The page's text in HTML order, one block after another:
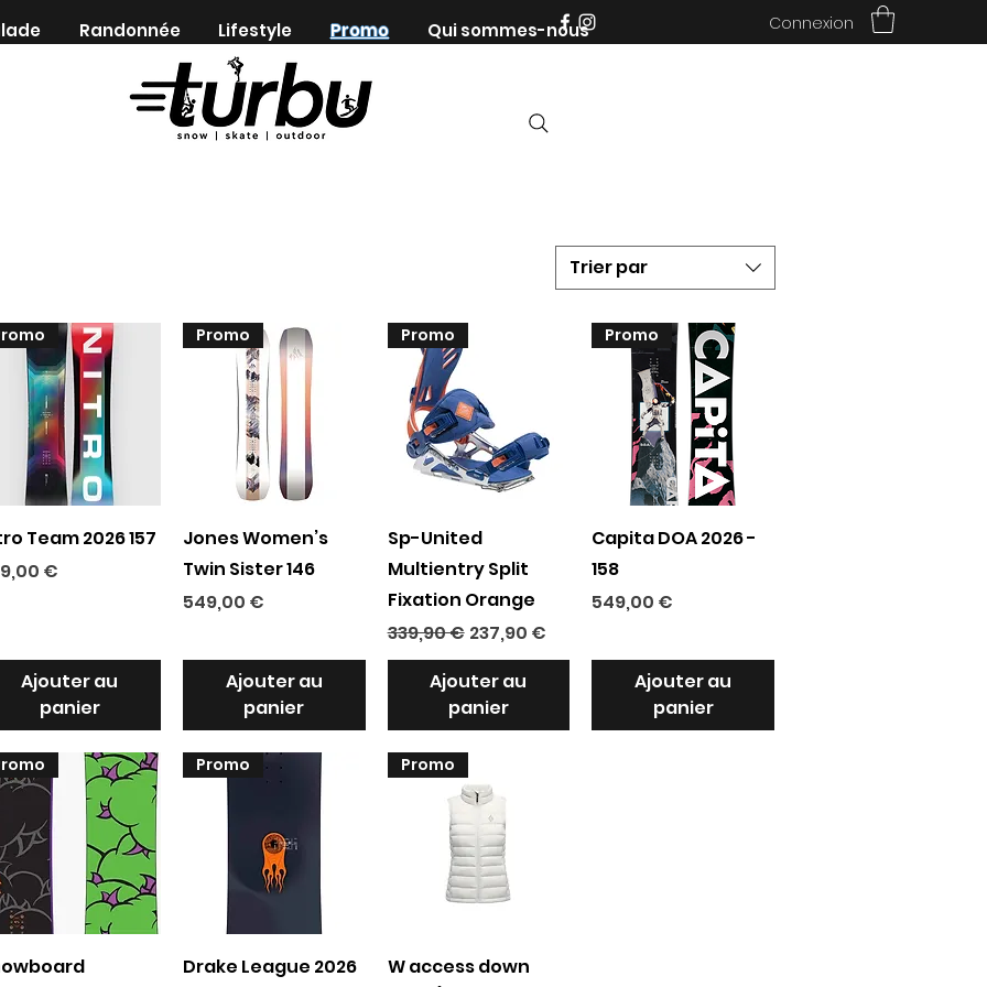
Randonnée Lifestyle Promo Qui sommes-nous Connexion
Trier par
Aperçu rapide
Team 2026 157
€
Ajouter au
panier
Aperçu rapide
Promo
Jones Women’s
Twin Sister 146
Prix
549,00 €
Ajouter au
panier
Aperçu rapide
Promo
Sp-United
Multientry Split
Fixation Orange
Prix original
339,90 € Prix promotionnel
237,90 €
Ajouter au
panier
Aperçu rapide
Promo
Capita DOA 2026 -
158
Prix
549,00 €
Ajouter au
panier
Aperçu rapide Aperçu rapide
Promo
Drake League 2026
Aperçu rapide
Promo
W access down